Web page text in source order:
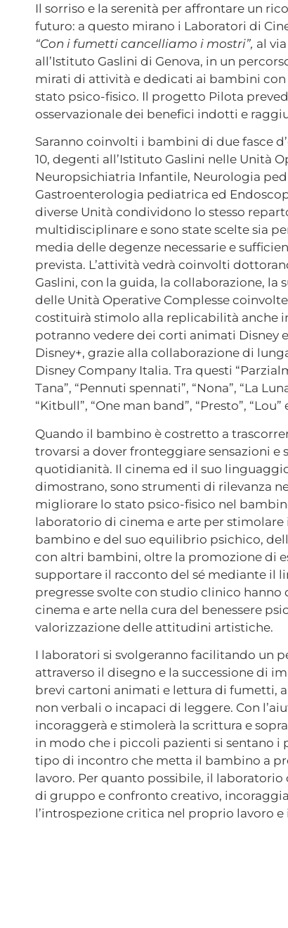
Il sorriso e la serenità per affrontare un
futuro: a questo mirano i Laboratori di
“Con i fumetti cancelliamo i mostri”, al
all’Istituto Gaslini di Genova, in un
mirati di attività e dedicati ai bambini
stato psico-fisico. Il progetto Pilota
osservazionale dei benefici indotti e
Saranno coinvolti i bambini di due fasce
10, degenti all’Istituto Gaslini nelle Unità
Neuropsichiatria Infantile, Neurologia
Gastroenterologia pediatrica ed
diverse Unità condividono lo stesso
multidisciplinare e sono state scelte sia
media delle degenze necessarie e
prevista. L’attività vedrà coinvolti
Gaslini, con la guida, la collaborazione, la
delle Unità Operative Complesse
costituirà stimolo alla replicabilità anche
potranno vedere dei corti animati Disney
Disney+, grazie alla collaborazione di
Disney Company Italia. Tra questi
Tana”, “Pennuti spennati”, “Nona”, “La
“Kitbull”, “One man band”, “Presto”,
Quando il bambino è costretto a
trovarsi a dover fronteggiare sensazioni e
quotidianità. Il cinema ed il suo
dimostrano, sono strumenti di rilevanza
migliorare lo stato psico-fisico nel
laboratorio di cinema e arte per
bambino e del suo equilibrio psichico,
con altri bambini, oltre la promozione di
supportare il racconto del sé mediante il
pregresse svolte con studio clinico hanno
cinema e arte nella cura del benessere
valorizzazione delle attitudini artistiche.
I laboratori si svolgeranno facilitando un
attraverso il disegno e la successione di
brevi cartoni animati e lettura di fumetti,
non verbali o incapaci di leggere. Con
incoraggerà e stimolerà la scrittura e
in modo che i piccoli pazienti si sentano
tipo di incontro che metta il bambino a
lavoro. Per quanto possibile, il
di gruppo e confronto creativo,
l’introspezione critica nel proprio lavoro